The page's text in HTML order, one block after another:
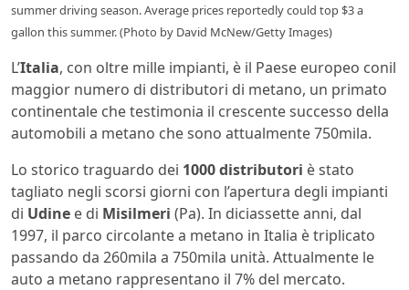
summer driving season. Average prices reportedly could top $3 a
gallon this summer. (Photo by David McNew/Getty Images)
L’Italia, con oltre mille impianti, è il Paese europeo conil
maggior numero di distributori di metano, un primato
continentale che testimonia il crescente successo della
automobili a metano che sono attualmente 750mila.
Lo storico traguardo dei 1000 distributori è stato
tagliato negli scorsi giorni con l’apertura degli impianti
di Udine e di Misilmeri (Pa). In diciassette anni, dal
1997, il parco circolante a metano in Italia è triplicato
passando da 260mila a 750mila unità. Attualmente le
auto a metano rappresentano il 7% del mercato.